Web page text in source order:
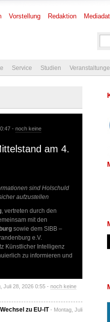
Vorstellung Redaktion
Service Studien
- noch keine
am 4.
sind Holschuld
aufzustellen
, vertreten durch den
mit den
sowie dem SIBB –
e.V.
Künstlicher Intelligenz
zu informieren und
Juli 28, 2026 0:55 - noch keine
zu EU-IT - Montag, Juli